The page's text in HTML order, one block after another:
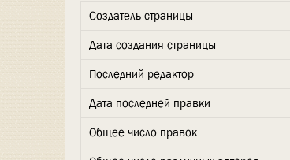
Создатель страницы
Дата создания страницы
Последний редактор
Дата последней правки
Общее число правок